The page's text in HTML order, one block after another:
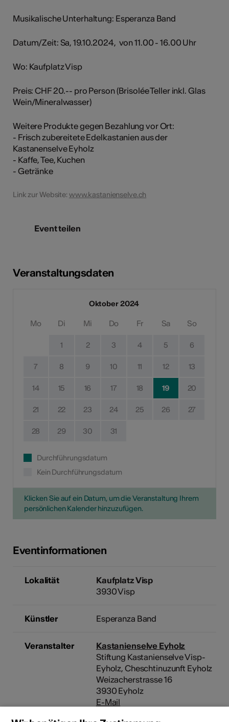
Musikalische Unterhaltung: Esperanza Band
Datum/Zeit: Sa, 19.10.2024, von 11.00 - 16.00 Uhr
Wo: Kaufplatz Visp
Preis: CHF 20.-- pro Person (Brisolée Teller inkl. Glas
Wein/Mineralwasser)
Weitere Produkte gegen Bezahlung vor Ort:
- Frisch zubereitete Edelkastanien aus der
Kastanenselve Eyholz
- Kaffe, Tee, Kuchen
- Getränke
Link zur Website: www.kastanienselve.ch
Event teilen
Veranstaltungsdaten
Oktober 2024
Mo Di Mi Do Fr Sa So
1 2 3 4 5 6
7 8 9 10 11 12 13
14 15 16 17 18 19 20
21 22 23 24 25 26 27
28 29 30 31
Durchführungsdatum
Kein Durchführungsdatum
Klicken Sie auf ein Datum, um die Veranstaltung Ihrem
persönlichen Kalender hinzuzufügen.
Eventinformationen
Lokalität
Kaufplatz Visp
3930 Visp
Künstler Esperanza Band
Veranstalter
Kastanienselve Eyholz
Stiftung Kastanienselve Visp-
Eyholz, Cheschtinuzunft Eyholz
Weizacherstrasse 16
3930 Eyholz
E-Mail